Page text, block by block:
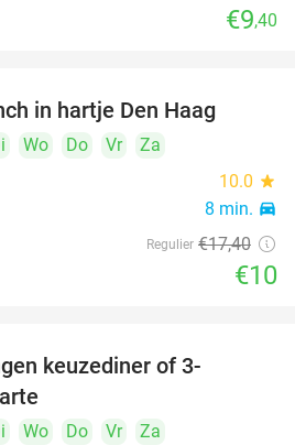
€9,40
in hartje Den Haag
Wo Do Vr
Za
10.0 star
8 min. directions_car
Regulier €17,40
€10
keuzediner of 3-
Wo Do Vr
Za